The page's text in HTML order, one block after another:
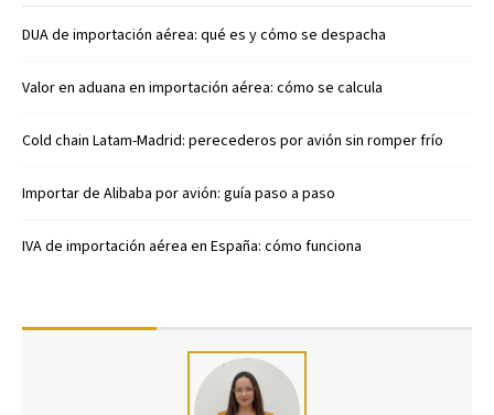
DUA de importación aérea: qué es y cómo se despacha
Valor en aduana en importación aérea: cómo se calcula
Cold chain Latam-Madrid: perecederos por avión sin romper frío
Importar de Alibaba por avión: guía paso a paso
IVA de importación aérea en España: cómo funciona